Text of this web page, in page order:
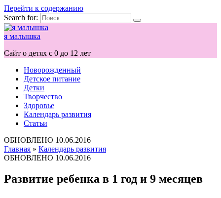
Перейти к содержанию
Search for:
я малышка
Сайт о детях с 0 до 12 лет
Новорожденный
Детское питание
Детки
Творчество
Здоровье
Календарь развития
Статьи
ОБНОВЛЕНО 10.06.2016
Главная » Календарь развития
ОБНОВЛЕНО 10.06.2016
Развитие ребенка в 1 год и 9 месяцев